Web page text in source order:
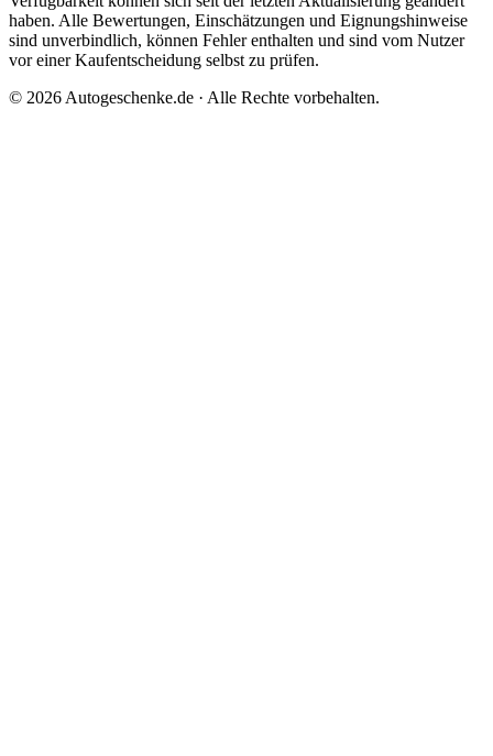
haben. Alle Bewertungen, Einschätzungen und Eignungshinweise
sind unverbindlich, können Fehler enthalten und sind vom Nutzer
vor einer Kaufentscheidung selbst zu prüfen.
© 2026 Autogeschenke.de · Alle Rechte vorbehalten.